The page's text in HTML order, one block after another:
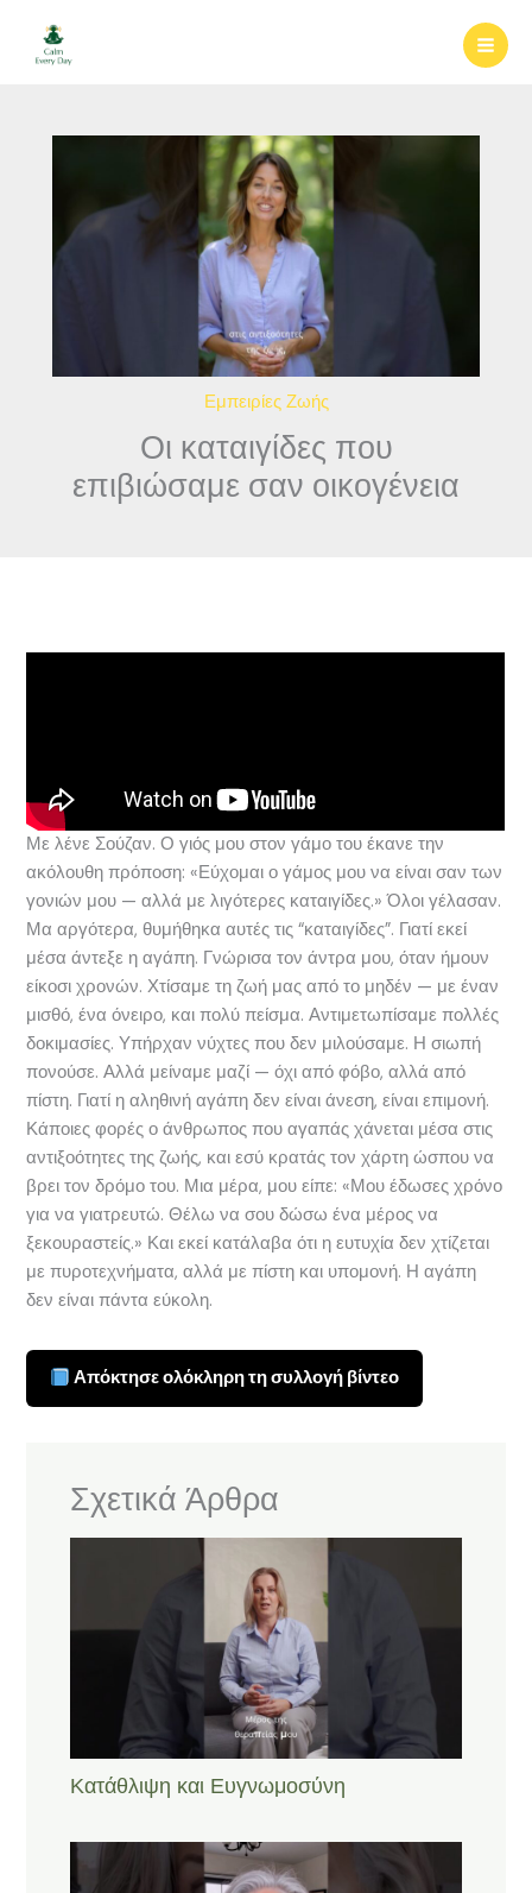
περιεχόμενο
Εμπειρίες Ζωής
Οι καταιγίδες που
επιβιώσαμε σαν οικογένεια
Με λένε Σούζαν. Ο γιός μου στον γάμο του έκανε την
ακόλουθη πρόποση: «Εύχομαι ο γάμος μου να είναι σαν των
γονιών μου — αλλά με λιγότερες καταιγίδες.» Όλοι γέλασαν.
Μα αργότερα, θυμήθηκα αυτές τις “καταιγίδες”. Γιατί εκεί
μέσα άντεξε η αγάπη. Γνώρισα τον άντρα μου, όταν ήμουν
είκοσι χρονών. Χτίσαμε τη ζωή μας από το μηδέν — με έναν
μισθό, ένα όνειρο, και πολύ πείσμα. Αντιμετωπίσαμε πολλές
δοκιμασίες. Υπήρχαν νύχτες που δεν μιλούσαμε. Η σιωπή
πονούσε. Αλλά μείναμε μαζί — όχι από φόβο, αλλά από
πίστη. Γιατί η αληθινή αγάπη δεν είναι άνεση, είναι επιμονή.
Κάποιες φορές ο άνθρωπος που αγαπάς χάνεται μέσα στις
αντιξοότητες της ζωής, και εσύ κρατάς τον χάρτη ώσπου να
βρει τον δρόμο του. Μια μέρα, μου είπε: «Μου έδωσες χρόνο
για να γιατρευτώ. Θέλω να σου δώσω ένα μέρος να
ξεκουραστείς.» Και εκεί κατάλαβα ότι η ευτυχία δεν χτίζεται
με πυροτεχνήματα, αλλά με πίστη και υπομονή. Η αγάπη
δεν είναι πάντα εύκολη.
Απόκτησε ολόκληρη τη συλλογή βίντεο
Σχετικά Άρθρα
Κατάθλιψη και Ευγνωμοσύνη